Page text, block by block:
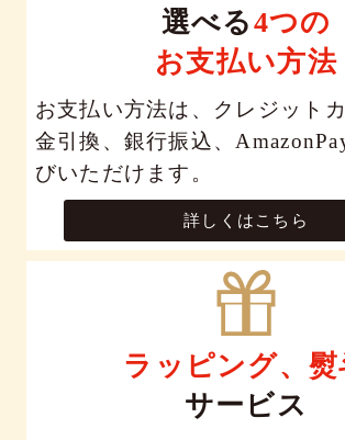
選べる4つの
お支払い方法
お支払い方法は、クレジット
金引換、銀行振込、
びいただけます。
詳しくはこちら
ラッピング、熨
サービス